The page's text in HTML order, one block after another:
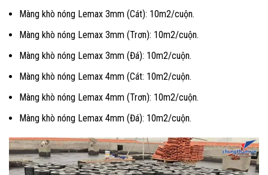
Màng khò nóng Lemax 3mm (Cát): 10m2/cuộn.
Màng khò nóng Lemax 3mm (Trơn): 10m2/cuộn.
Màng khò nóng Lemax 3mm (Đá): 10m2/cuộn.
Màng khò nóng Lemax 4mm (Cát: 10m2/cuộn.
Màng khò nóng Lemax 4mm (Trơn): 10m2/cuộn.
Màng khò nóng Lemax 4mm (Đá): 10m2/cuộn.